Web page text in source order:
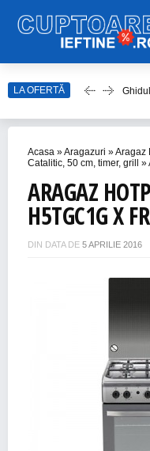
LA OFERTĂ
Top
Top
Acasa »Aragazuri »Aragaz
Catalitic, 50 cm, timer, grill
»
ARAGAZ
H5TGC1G X FR
DIN DATA DE 5 APRILIE 2016